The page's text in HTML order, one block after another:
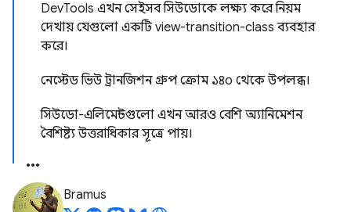
DevTools এখন সেইসব সিউডোকে লক্ষ্য করে নিয়ম
দেখায় যেগুলো একটি view-transition-class ব্যবহার
করে।
নেস্টেড ভিউ ট্রানজিশন গ্রুপ ক্রোম ১৪০ থেকে উপলব্ধ।
সিউডো-এলিমেন্টগুলো এখন আরও বেশি অ্যানিমেশন
বৈশিষ্ট্য উত্তরাধিকার সূত্রে পায়।
Bramus